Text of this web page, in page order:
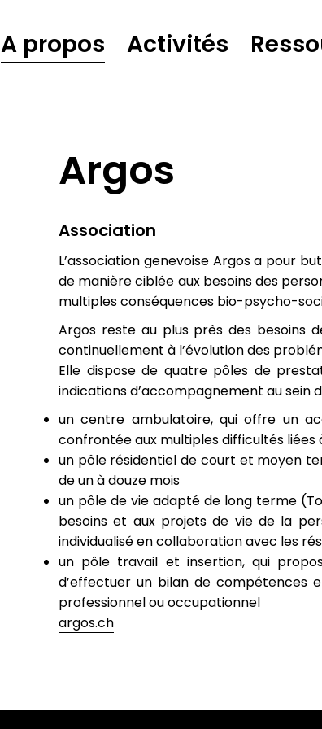
Argos
Association
L’association genevoise Argos a pour
de manière ciblée aux besoins des
multiples conséquences bio-psycho-
Argos reste au plus près des besoins
continuellement à l’évolution des
Elle dispose de quatre pôles de
indications d’accompagnement au sein
un centre ambulatoire, qui offre un
confrontée aux multiples difficultés liées
un pôle résidentiel de court et moyen
de un à douze mois
un pôle de vie adapté de long terme
besoins et aux projets de vie de la
individualisé en collaboration avec les
un pôle travail et insertion, qui
d’effectuer un bilan de compétences
professionnel ou occupationnel
argos.ch
A propos Activités